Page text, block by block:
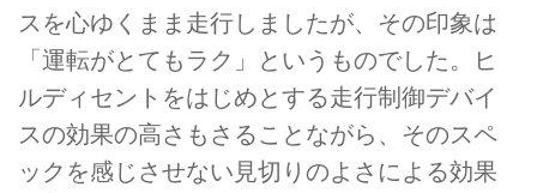
スを心ゆくまま走行しましたが、その印象は
「運転がとてもラク」というものでした。ヒ
ルディセントをはじめとする走行制御デバイ
スの効果の高さもさることながら、そのスペ
ックを感じさせない見切りのよさによる効果